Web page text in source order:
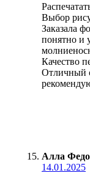
Выбор
Заказала
понятно и
Качество
Отличный
Алла
14.01.2025